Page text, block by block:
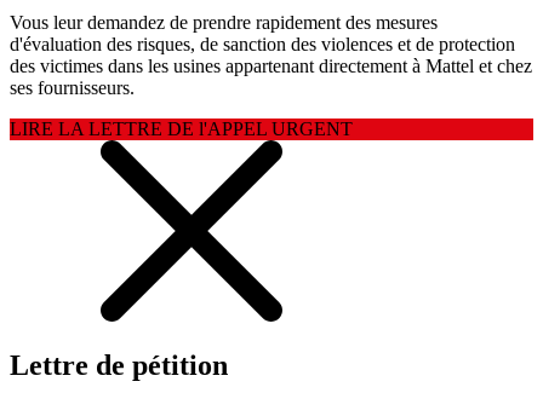
Vous leur demandez de prendre rapidement des mesures
d'évaluation des risques, de sanction des violences et de protection
des victimes dans les usines appartenant directement à Mattel et chez
ses fournisseurs.
LIRE LA LETTRE DE l'APPEL URGENT
Lettre de pétition